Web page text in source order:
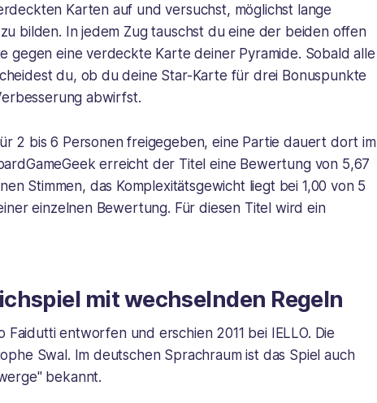
Karten auf und versuchst, möglichst lange
bilden. In jedem Zug tauschst du eine der beiden offen
gegen eine verdeckte Karte deiner Pyramide. Sobald alle
du, ob du deine Star-Karte für drei Bonuspunkte
abwirfst.
2 bis 6 Personen freigegeben, eine Partie dauert dort im
erreicht der Titel eine Bewertung von 5,67
Stimmen, das Komplexitätsgewicht liegt bei 1,00 von 5
einzelnen Bewertung. Für diesen Titel wird ein
mit wechselnden Regeln
Faidutti entworfen und erschien 2011 bei IELLO. Die
Swal. Im deutschen Sprachraum ist das Spiel auch
bekannt.